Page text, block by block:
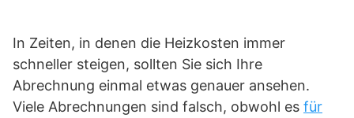
In Zeiten, in denen die Heizkosten immer
schneller steigen, sollten Sie sich Ihre
Abrechnung einmal etwas genauer ansehen.
Viele Abrechnungen sind falsch, obwohl es für